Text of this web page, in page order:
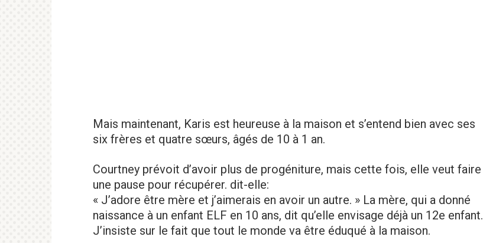
Mais maintenant, Karis est heureuse à la maison et s’entend bien avec ses
six frères et quatre sœurs, âgés de 10 à 1 an.
Courtney prévoit d’avoir plus de progéniture, mais cette fois, elle veut faire
une pause pour récupérer. dit-elle:
« J’adore être mère et j’aimerais en avoir un autre. » La mère, qui a donné
naissance à un enfant ELF en 10 ans, dit qu’elle envisage déjà un 12e enfant.
J’insiste sur le fait que tout le monde va être éduqué à la maison.